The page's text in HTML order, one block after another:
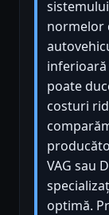
normelor
poate
costuri
VAG sau
optimă.